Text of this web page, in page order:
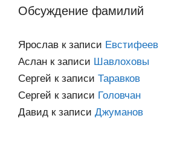
Обсуждение фамилий
Ярослав к записи Евстифеев
Аслан к записи Шавлоховы
Сергей к записи Таравков
Сергей к записи Головчан
Давид к записи Джуманов